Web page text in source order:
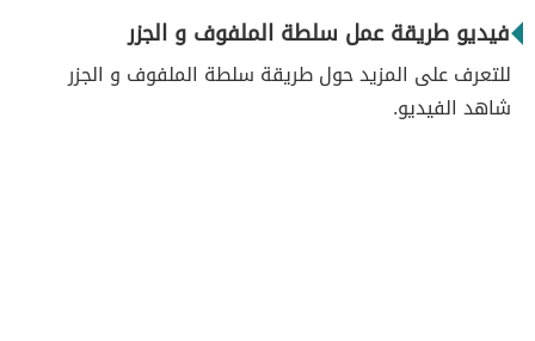
فيديو طريقة عمل سلطة الملفوف و الجزر
للتعرف على المزيد حول طريقة سلطة الملفوف و الجزر
شاهد الفيديو.